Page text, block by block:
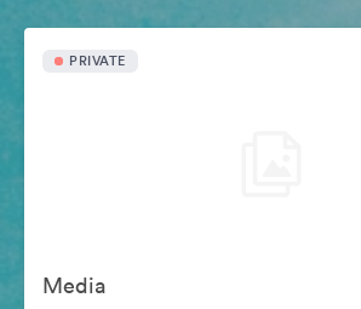
PRIVATE
Media